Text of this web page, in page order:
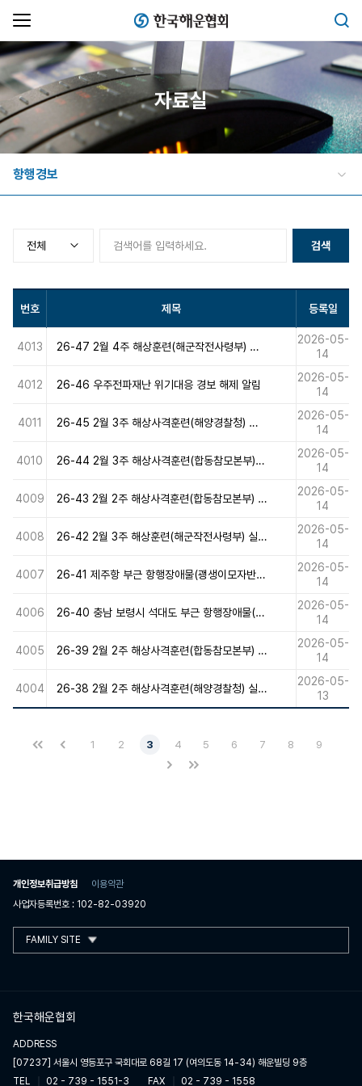
검색
한국해운협회
자료실
항행경보
검색
번호 제목 등록일
4013 26-47 2월 4주 해상훈련(해군작전사령부) 실시 알림
2026-05-
14
4012 26-46 우주전파재난 위기대응 경보 해제 알림
2026-05-
14
4011 26-45 2월 3주 해상사격훈련(해양경찰청) 실시 알림
2026-05-
14
4010 26-44 2월 3주 해상사격훈련(합동참모본부) 실시 알림
2026-05-
14
4009 26-43 2월 2주 해상사격훈련(합동참모본부) 계획 변경(2차) 알림
2026-05-
14
4008 26-42 2월 3주 해상훈련(해군작전사령부) 실시 알림
2026-05-
14
4007 26-41 제주항 부근 항행장애물(괭생이모자반) 표류 알림
2026-05-
14
4006 26-40 충남 보령시 석대도 부근 항행장애물(해상낚시터 구조물) 표류 알림
2026-05-
14
4005 26-39 2월 2주 해상사격훈련(합동참모본부) 계획 변경 알림
2026-05-
14
4004 26-38 2월 2주 해상사격훈련(해양경찰청) 실시 알림
2026-05-
13
1 2 3 4 5 6 7 8 9
개인정보취급방침
이용약관
사업자등록번호 : 102-82-03920
FAMILY SITE
한국해운협회
ADDRESS
[07237] 서울시 영등포구 국회대로 68길 17 (여의도동 14-34) 해운빌딩 9층
TEL
02 - 739 - 1551-3 FAX 02 - 739 - 1558